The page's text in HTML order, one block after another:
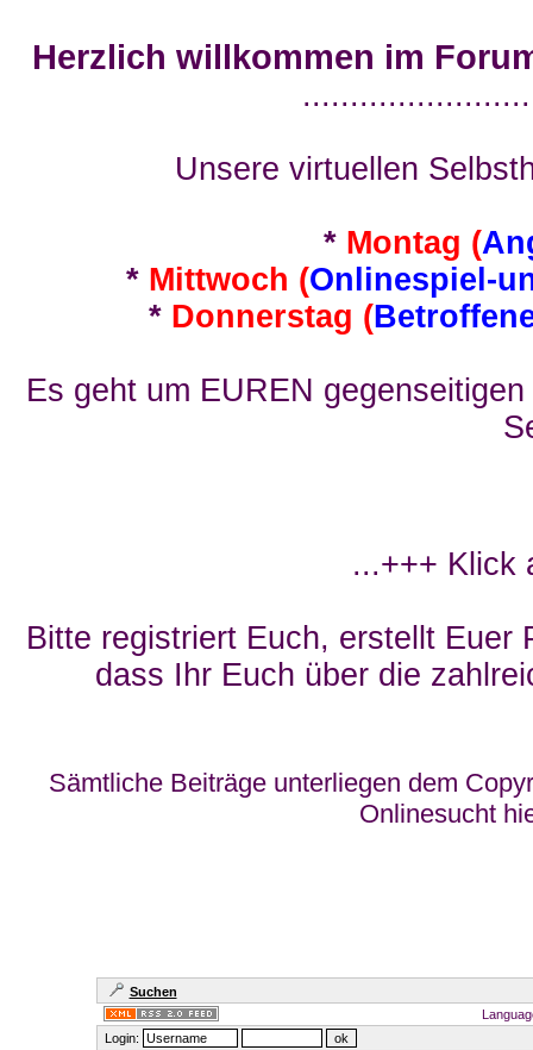
Herzlich willkommen im
Unsere virtuellen
* Montag (
* Mittwoch (Onlinespiel-
* Donnerstag (
Es geht um EUREN
...+++ Klick
Bitte registriert Euch, erstellt Euer
dass Ihr Euch über die
Sämtliche Beiträge unterliegen dem
Onlinesucht
Suchen
Login: